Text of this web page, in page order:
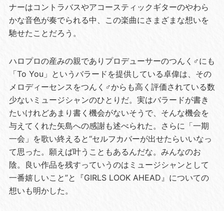
ナーはコントラバスやアコースティックギターのやわら
かな音色が奏でられる中、この楽曲にさまざまな想いを
馳せたことだろう。
ハロプロの産みの親でありプロデューサーのつんく♂にも
「To You」というバラードを提供している卓偉は、その
メロディーセンスをつんく♂からも高く評価されている数
少ないミュージシャンのひとりだ。実はバラードが書き
たいけれどあまり書く機会がないそうで、そんな機会を
与えてくれた矢島への感謝も述べられた。さらに「一期
一会」を歌い終えると“セルフカバーが出せたらいいなっ
て思った。願えば叶うこともあるんだな。みんなのお
陰。良い作品を残すっていうのはミュージシャンとして
一番嬉しいこと”と『GIRLS LOOK AHEAD』についての
想いも明かした。